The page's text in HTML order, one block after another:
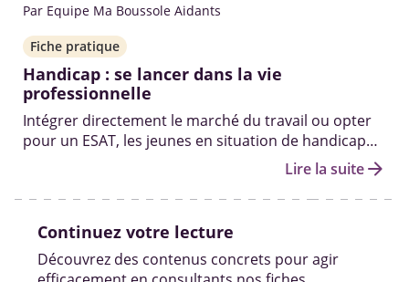
Par Equipe Ma Boussole Aidants
Fiche pratique
Handicap : se lancer dans la vie
professionnelle
Intégrer directement le marché du travail ou opter
pour un ESAT, les jeunes en situation de handicap
peuvent compter sur plusieurs dispositifs
d’accompagnement pour réussir leur insertion.
Lire la suitearrow_forward
Continuez votre lecture
Découvrez des contenus concrets pour agir